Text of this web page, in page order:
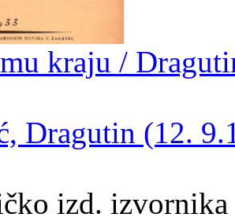
kraju /
Dragutin (12.
izd.